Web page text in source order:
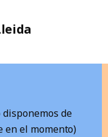
de
en el momento)